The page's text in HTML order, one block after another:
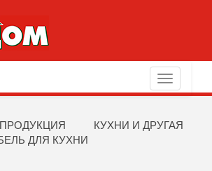
Toggle
navigation
ПРОДУКЦИЯ
КУХНИ И ДРУГАЯ
ДЛЯ КУХНИ